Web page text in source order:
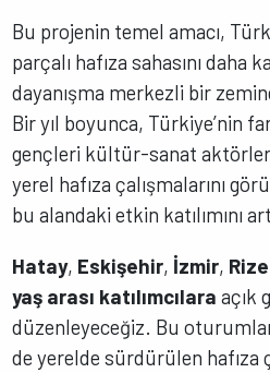
Bu projenin temel amacı,
parçalı hafıza sahasını daha
dayanışma merkezli bir
Bir yıl boyunca, Türkiye’nin
gençleri kültür-sanat
yerel hafıza çalışmalarını
bu alandaki etkin katılımını
Hatay, Eskişehir, İzmir, Rize
yaş arası katılımcılara açık
düzenleyeceğiz. Bu
de yerelde sürdürülen hafıza